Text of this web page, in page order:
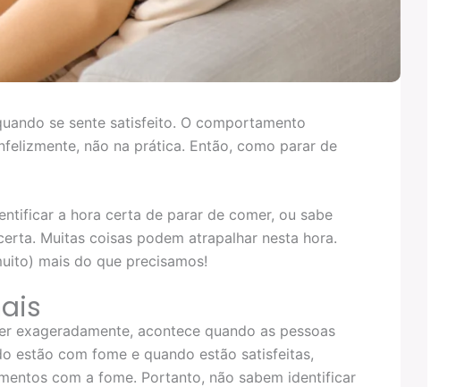
se sente satisfeito. O comportamento
não na prática. Então, como parar de
a hora certa de parar de comer, ou sabe
Muitas coisas podem atrapalhar nesta hora.
mais do que precisamos!
exageradamente, acontece quando as pessoas
estão com fome e quando estão satisfeitas,
com a fome. Portanto, não sabem identificar